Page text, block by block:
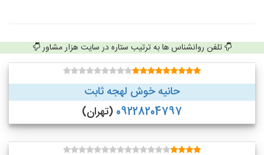
تلفن روانشناس ها به ترتیب ستاره در سایت هزار مشاور
حانیه خوش لهجه ثابت
09228204797 (تهران)